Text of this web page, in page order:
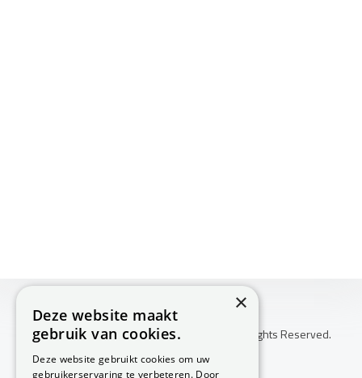
Copyright © 2026 Huis Voor Gezondheid. All Rights Reserved.
Klachtenprocedure
×
Deze website maakt
gebruik van cookies.
Deze website gebruikt cookies om uw
gebruikerservaring te verbeteren. Door